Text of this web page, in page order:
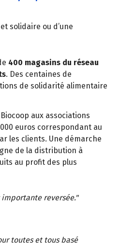
solidaire ou d’une
400 magasins du réseau
. Des centaines de
de solidarité alimentaire
aux associations
euros correspondant au
les clients. Une démarche
de la distribution à
au profit des plus
reversée."
toutes et tous basé